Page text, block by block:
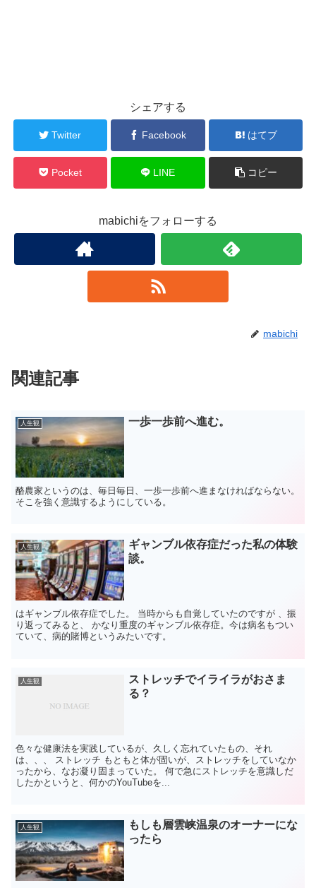
シェアする
Twitter Facebook はてブ
Pocket LINE コピー
mabichiをフォローする
mabichi
関連記事
人生観 一歩一歩前へ進む。
酪農家というのは、毎日毎日、一歩一歩前へ進まなければならない。
そこを強く意識するようにしている。
人生観
ギャンブル依存症だった私の体験
談。
はギャンブル依存症でした。 当時からも自覚していたのですが 、振
り返ってみると、 かなり重度のギャンブル依存症。今は病名もつい
ていて、病的賭博というみたいです。
人生観
ストレッチでイライラがおさま
る？
色々な健康法を実践しているが、久しく忘れていたもの、それ
は、、、 ストレッチ もともと体が固いが、ストレッチをしていなか
ったから、なお凝り固まっていた。 何で急にストレッチを意識しだ
したかというと、何かのYouTubeを...
人生観
もしも層雲峡温泉のオーナーにな
ったら